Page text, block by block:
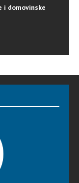
i domovinske